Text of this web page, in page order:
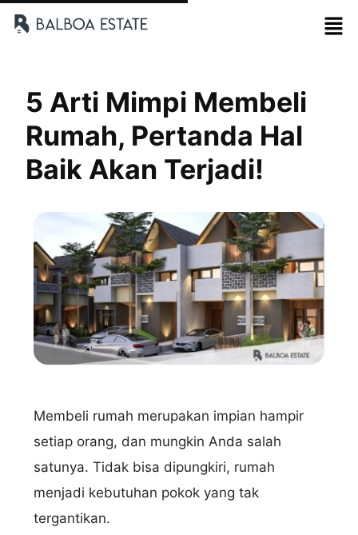
5 Arti Mimpi Membeli
Rumah, Pertanda Hal
Baik Akan Terjadi!
Membeli rumah merupakan impian hampir
setiap orang, dan mungkin Anda salah
satunya. Tidak bisa dipungkiri, rumah
menjadi kebutuhan pokok yang tak
tergantikan.